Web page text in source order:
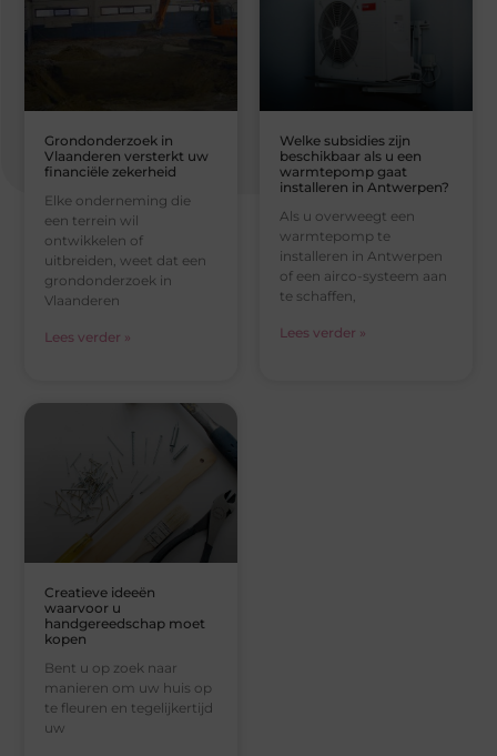
Grondonderzoek in
Vlaanderen versterkt uw
financiële zekerheid
Elke onderneming die
een terrein wil
ontwikkelen of
uitbreiden, weet dat een
grondonderzoek in
Vlaanderen
Lees verder »
Welke subsidies zijn
beschikbaar als u een
warmtepomp gaat
installeren in Antwerpen?
Als u overweegt een
warmtepomp te
installeren in Antwerpen
of een airco-systeem aan
te schaffen,
Lees verder »
Creatieve ideeën
waarvoor u
handgereedschap moet
kopen
Bent u op zoek naar
manieren om uw huis op
te fleuren en tegelijkertijd
uw